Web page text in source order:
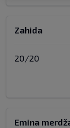
Zahida
20/20
Emina